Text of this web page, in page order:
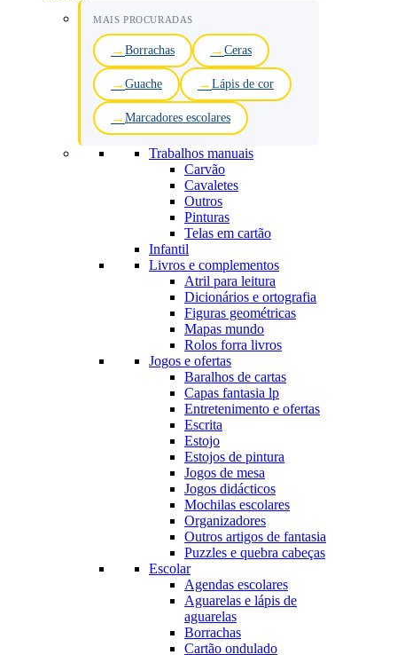
MAIS PROCURADAS
Borrachas Ceras
Guache Lápis de cor
Marcadores escolares
Trabalhos manuais
Carvão
Cavaletes
Outros
Pinturas
Telas em cartão
Infantil
Livros e complementos
Atril para leitura
Dicionários e ortografia
Figuras geométricas
Mapas mundo
Rolos forra livros
Jogos e ofertas
Baralhos de cartas
Capas fantasia lp
Entretenimento e ofertas
Escrita
Estojo
Estojos de pintura
Jogos de mesa
Jogos didácticos
Mochilas escolares
Organizadores
Outros artigos de fantasia
Puzzles e quebra cabeças
Escolar
Agendas escolares
Aguarelas e lápis de
aguarelas
Borrachas
Cartão ondulado